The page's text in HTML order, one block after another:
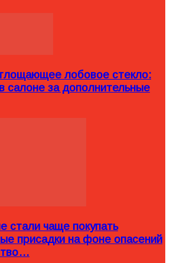
лобовое стекло:
салоне за дополнительные
стали чаще покупать
присадки на фоне опасений